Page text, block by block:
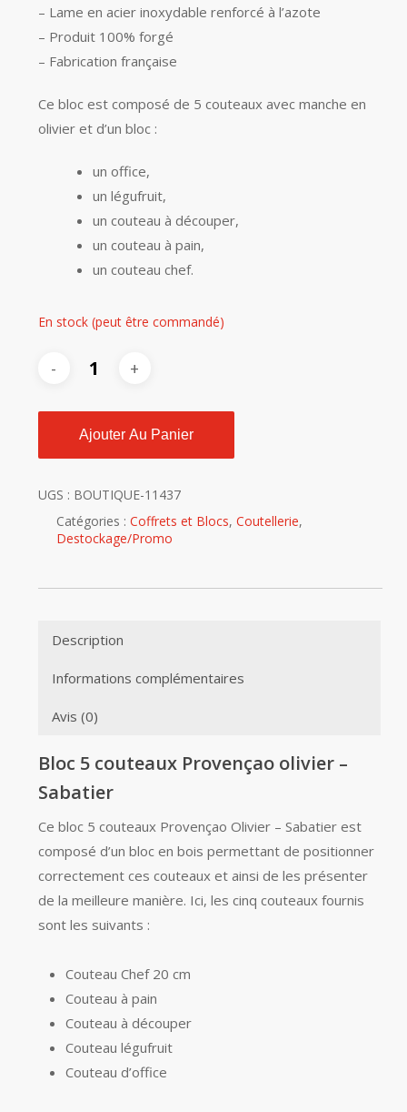
– Lame en acier inoxydable renforcé à l’azote
– Produit 100% forgé
– Fabrication française
Ce bloc est composé de 5 couteaux avec manche en
olivier et d’un bloc :
un office,
un légufruit,
un couteau à découper,
un couteau à pain,
un couteau chef.
En stock (peut être commandé)
Ajouter Au Panier
UGS : BOUTIQUE-11437
Catégories : Coffrets et Blocs, Coutellerie,
Destockage/Promo
Description
Informations complémentaires
Avis (0)
Bloc 5 couteaux Provençao olivier –
Sabatier
Ce bloc 5 couteaux Provençao Olivier – Sabatier est
composé d’un bloc en bois permettant de positionner
correctement ces couteaux et ainsi de les présenter
de la meilleure manière. Ici, les cinq couteaux fournis
sont les suivants :
Couteau Chef 20 cm
Couteau à pain
Couteau à découper
Couteau légufruit
Couteau d’office